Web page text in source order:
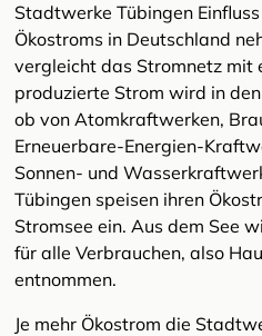
Stadtwerke Tübingen
Ökostroms in Deutschland
vergleicht das Stromnetz mit
produzierte Strom wird in
ob von Atomkraftwerken,
Erneuerbare-Energien-
Sonnen- und
Tübingen speisen ihren
Stromsee ein. Aus dem See
für alle Verbrauchen, also
entnommen.
Je mehr Ökostrom die